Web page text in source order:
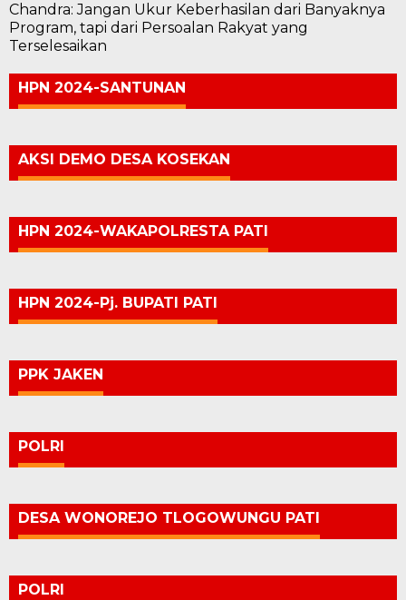
Chandra: Jangan Ukur Keberhasilan dari Banyaknya
Program, tapi dari Persoalan Rakyat yang
Terselesaikan
HPN 2024-SANTUNAN
AKSI DEMO DESA KOSEKAN
HPN 2024-WAKAPOLRESTA PATI
HPN 2024-Pj. BUPATI PATI
PPK JAKEN
POLRI
DESA WONOREJO TLOGOWUNGU PATI
POLRI